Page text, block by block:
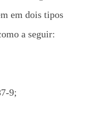
em dois tipos
a seguir:
9;